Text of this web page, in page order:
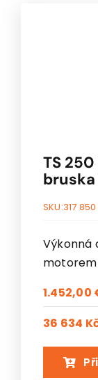
TS
bruska
SKU:317 850
Výkonná
1.452,00
36 634